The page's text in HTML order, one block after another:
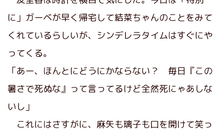
に」ガーベが早く帰宅して結菜ちゃんのことをみて
くれているらしいが、シンデレラタイムはすぐにや
ってくる。
「あー、ほんとにどうにかならない？ 毎日『この
暑さで死ぬな』って言ってるけど全然死にゃあしな
いし」
これにはさすがに、麻矢も璃子も口を開けて笑っ